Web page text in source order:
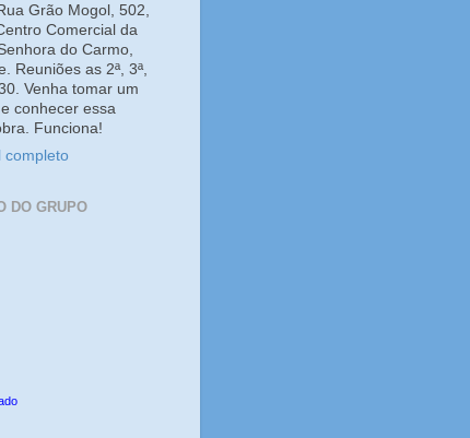
Grão Mogol, 502,
Comercial da
do Carmo,
Reuniões as 2ª, 3ª,
Venha tomar um
conhecer essa
Funciona!
completo
DO GRUPO